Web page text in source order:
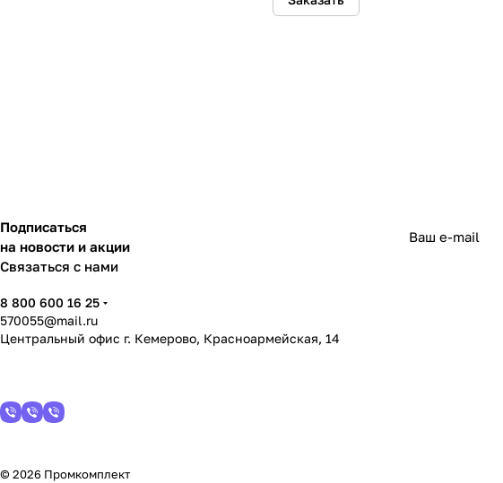
Подписаться
на новости и акции
Связаться с нами
8 800 600 16 25
570055@mail.ru
Центральный офис г. Кемерово, Красноармейская, 14
© 2026 Промкомплект